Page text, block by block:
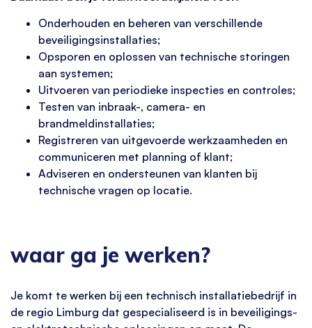
Onderhouden en beheren van verschillende
beveiligingsinstallaties;
Opsporen en oplossen van technische storingen
aan systemen;
Uitvoeren van periodieke inspecties en controles;
Testen van inbraak-, camera- en
brandmeldinstallaties;
Registreren van uitgevoerde werkzaamheden en
communiceren met planning of klant;
Adviseren en ondersteunen van klanten bij
technische vragen op locatie.
waar ga je werken?
Je komt te werken bij een technisch installatiebedrijf in
de regio Limburg dat gespecialiseerd is in beveiligings-